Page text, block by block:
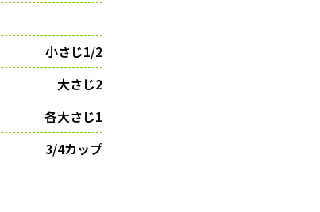
小さじ1/2
大さじ2
各大さじ1
3/4カップ